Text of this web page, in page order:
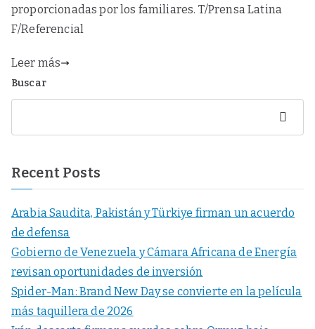
proporcionadas por los familiares. T/Prensa Latina
F/Referencial
Leer más
Buscar
Buscar
Recent Posts
Arabia Saudita, Pakistán y Türkiye firman un acuerdo
de defensa
Gobierno de Venezuela y Cámara Africana de Energía
revisan oportunidades de inversión
Spider-Man: Brand New Day se convierte en la película
más taquillera de 2026